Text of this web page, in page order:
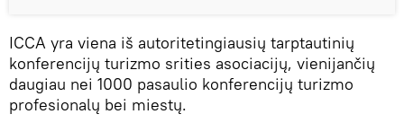
ICCA yra viena iš autoritetingiausių tarptautinių
konferencijų turizmo srities asociacijų, vienijančių
daugiau nei 1000 pasaulio konferencijų turizmo
profesionalų bei miestų.